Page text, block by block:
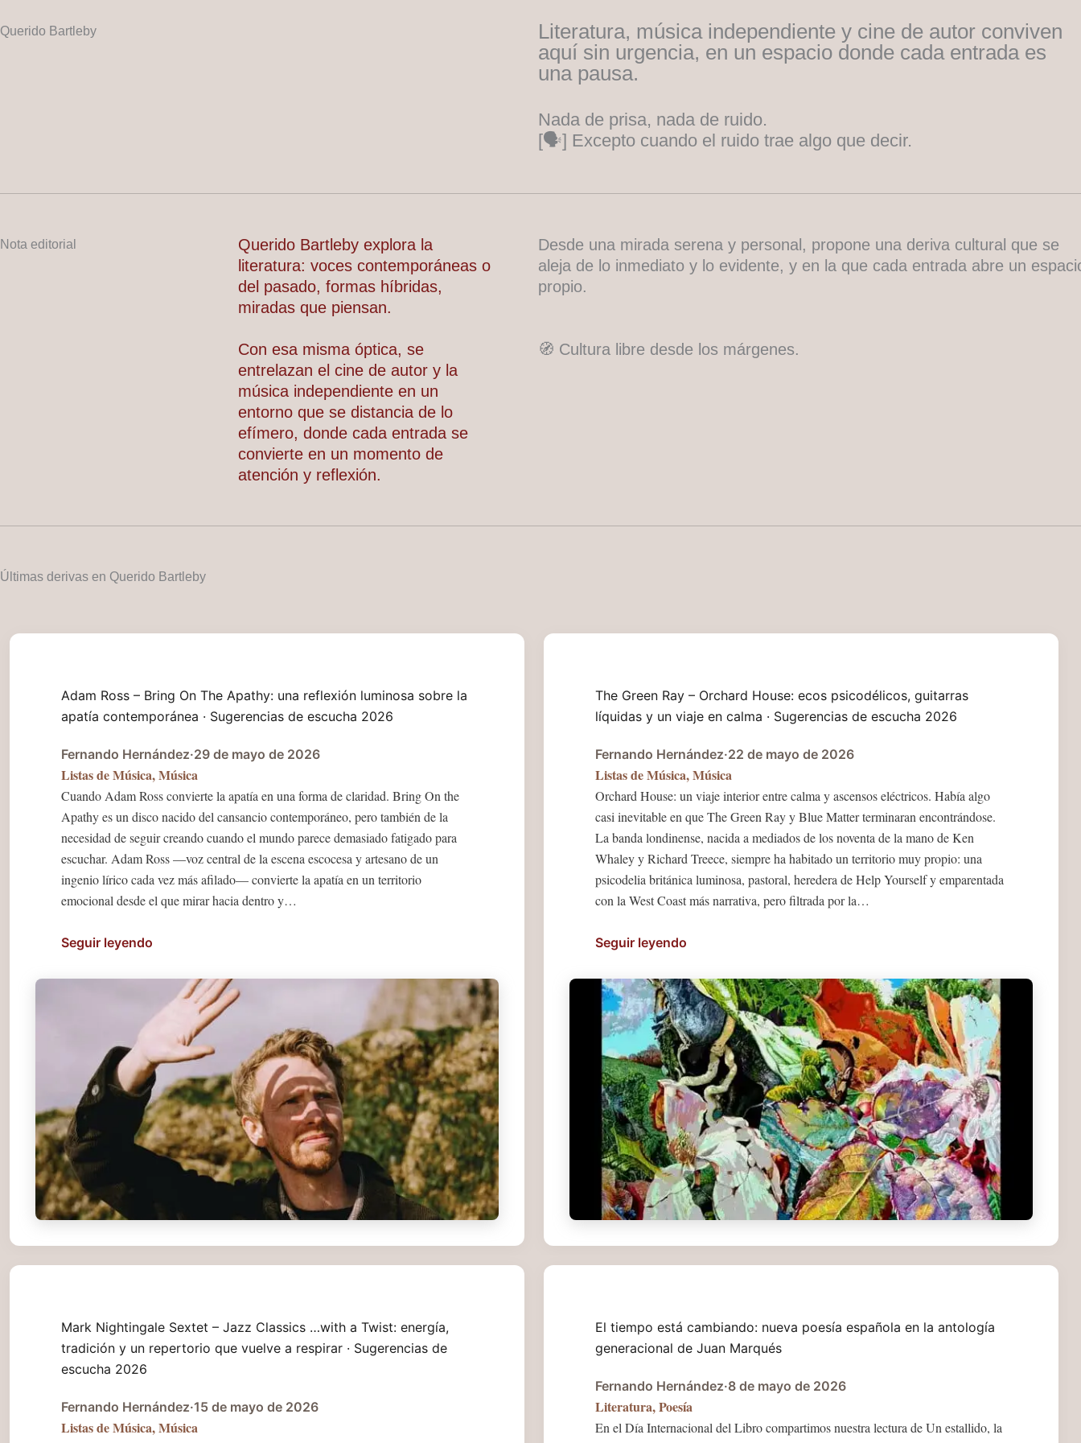
Querido Bartleby
Literatura, música independiente y cine de autor conviven
aquí sin urgencia, en un espacio donde cada entrada es
una pausa.
Nada de prisa, nada de ruido.
[🗣] Excepto cuando el ruido trae algo que decir.
Nota editorial
Querido Bartleby explora la
literatura: voces contemporáneas o
del pasado, formas híbridas,
miradas que piensan.
Con esa misma óptica, se
entrelazan el cine de autor y la
música independiente en un
entorno que se distancia de lo
efímero, donde cada entrada se
convierte en un momento de
atención y reflexión.
Desde una mirada serena y personal, propone una deriva cultural que se
aleja de lo inmediato y lo evidente, y en la que cada entrada abre un
propio.
🧭 Cultura libre desde los márgenes.
Últimas derivas en Querido Bartleby
Adam Ross – Bring On The Apathy: una reflexión luminosa sobre la
apatía contemporánea · Sugerencias de escucha 2026
Fernando Hernández·29 de mayo de 2026
Listas de Música,Música
Cuando Adam Ross convierte la apatía en una forma de claridad. Bring On the
Apathy es un disco nacido del cansancio contemporáneo, pero también de la
necesidad de seguir creando cuando el mundo parece demasiado fatigado para
escuchar. Adam Ross —voz central de la escena escocesa y artesano de un
ingenio lírico cada vez más afilado— convierte la apatía en un territorio
emocional desde el que mirar hacia dentro y…
Seguir leyendo
The Green Ray – Orchard House: ecos psicodélicos, guitarras
líquidas y un viaje en calma · Sugerencias de escucha 2026
Fernando Hernández·22 de mayo de 2026
Listas de Música,Música
Orchard House: un viaje interior entre calma y ascensos eléctricos. Había algo
casi inevitable en que The Green Ray y Blue Matter terminaran encontrándose.
La banda londinense, nacida a mediados de los noventa de la mano de Ken
Whaley y Richard Treece, siempre ha habitado un territorio muy propio: una
psicodelia británica luminosa, pastoral, heredera de Help Yourself y emparentada
con la West Coast más narrativa, pero filtrada por la…
Seguir leyendo
Mark Nightingale Sextet – Jazz Classics …with a Twist: energía,
tradición y un repertorio que vuelve a respirar · Sugerencias de
escucha 2026
Fernando Hernández·15 de mayo de 2026
Listas de Música,Música
El tiempo está cambiando: nueva poesía española en la antología
generacional de Juan Marqués
Fernando Hernández·8 de mayo de 2026
Literatura,Poesía
En el Día Internacional del Libro compartimos nuestra lectura de Un estallido, la